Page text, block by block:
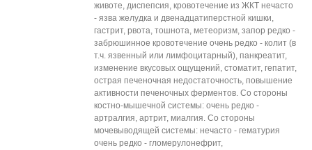
животе, диспепсия, кровотечение из ЖКТ нечасто
- язва желудка и двенадцатиперстной кишки,
гастрит, рвота, тошнота, метеоризм, запор редко -
забрюшинное кровотечение очень редко - колит (в
т.ч. язвенный или лимфоцитарный), панкреатит,
изменение вкусовых ощущений, стоматит, гепатит,
острая печеночная недостаточность, повышение
активности печеночных ферментов. Со стороны
костно-мышечной системы: очень редко -
артралгия, артрит, миалгия. Со стороны
мочевыводящей системы: нечасто - гематурия
очень редко - гломерулонефрит,